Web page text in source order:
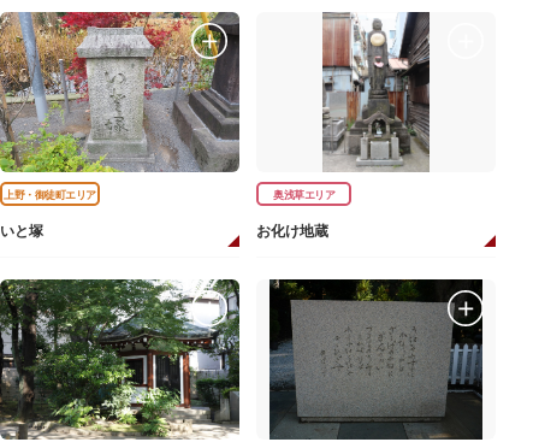
上野・御徒町エリア
いと塚
奥浅草エリア
お化け地蔵